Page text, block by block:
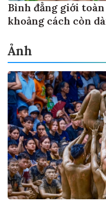
Bình đẳng giới toàn
khoảng cách còn
Ảnh